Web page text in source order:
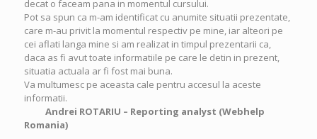
decat o faceam pana in momentul cursului.
Pot sa spun ca m-am identificat cu anumite situatii prezentate,
care m-au privit la momentul respectiv pe mine, iar alteori pe
cei aflati langa mine si am realizat in timpul prezentarii ca,
daca as fi avut toate informatiile pe care le detin in prezent,
situatia actuala ar fi fost mai buna.
Va multumesc pe aceasta cale pentru accesul la aceste
informatii.
Andrei ROTARIU – Reporting analyst (Webhelp
Romania)